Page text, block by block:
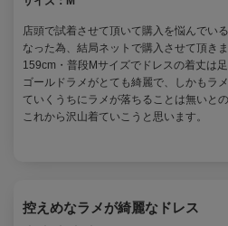
店頭で試着させて頂いて購入を悩んでい
なった為、結局ネットで購入させて頂きま
159cm・普段Mサイズでドレスの着丈は足
ゴールドラメがとても綺麗で、しかもラ
ていくうちにラメが落ちることは無いとの
これから沢山着ていこうと思います。
控えめなラメが綺麗なドレス